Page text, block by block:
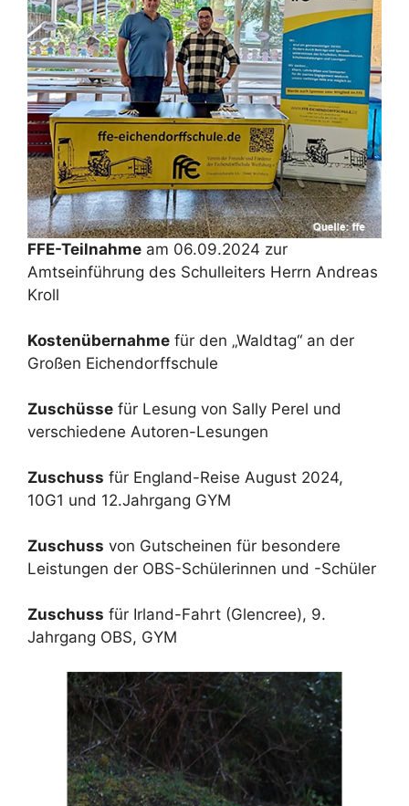
FFE-Teilnahme am 06.09.2024 zur
Amtseinführung des Schulleiters Herrn Andreas
Kroll
Kostenübernahme für den „Waldtag“ an der
Großen Eichendorffschule
Zuschüsse für Lesung von Sally Perel und
verschiedene Autoren-Lesungen
Zuschuss für England-Reise August 2024,
10G1 und 12.Jahrgang GYM
Zuschuss von Gutscheinen für besondere
Leistungen der OBS-Schülerinnen und -Schüler
Zuschuss für Irland-Fahrt (Glencree), 9.
Jahrgang OBS, GYM